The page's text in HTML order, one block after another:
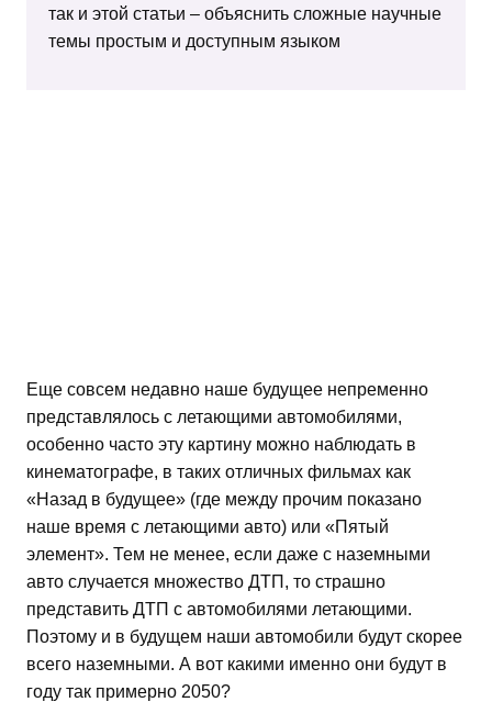
так и этой статьи – объяснить сложные научные
темы простым и доступным языком
Еще совсем недавно наше будущее непременно
представлялось с летающими автомобилями,
особенно часто эту картину можно наблюдать в
кинематографе, в таких отличных фильмах как
«Назад в будущее» (где между прочим показано
наше время с летающими авто) или «Пятый
элемент». Тем не менее, если даже с наземными
авто случается множество ДТП, то страшно
представить ДТП с автомобилями летающими.
Поэтому и в будущем наши автомобили будут скорее
всего наземными. А вот какими именно они будут в
году так примерно 2050?